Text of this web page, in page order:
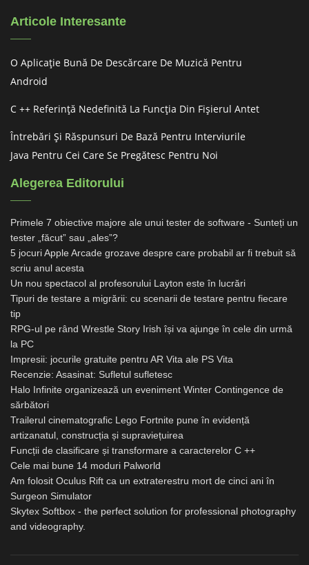
Articole Interesante
O Aplicație Bună De Descărcare De Muzică Pentru
Android
C ++ Referință Nedefinită La Funcția Din Fișierul Antet
Întrebări Și Răspunsuri De Bază Pentru Interviurile
Java Pentru Cei Care Se Pregătesc Pentru Noi
Alegerea Editorului
Primele 7 obiective majore ale unui tester de software - Sunteți un
tester „făcut” sau „ales”?
5 jocuri Apple Arcade grozave despre care probabil ar fi trebuit să
scriu anul acesta
Un nou spectacol al profesorului Layton este în lucrări
Tipuri de testare a migrării: cu scenarii de testare pentru fiecare
tip
RPG-ul pe rând Wrestle Story Irish își va ajunge în cele din urmă
la PC
Impresii: jocurile gratuite pentru AR Vita ale PS Vita
Recenzie: Asasinat: Sufletul sufletesc
Halo Infinite organizează un eveniment Winter Contingence de
sărbători
Trailerul cinematografic Lego Fortnite pune în evidență
artizanatul, construcția și supraviețuirea
Funcții de clasificare și transformare a caracterelor C ++
Cele mai bune 14 moduri Palworld
Am folosit Oculus Rift ca un extraterestru mort de cinci ani în
Surgeon Simulator
Skytex Softbox - the perfect solution for professional photography
and videography.